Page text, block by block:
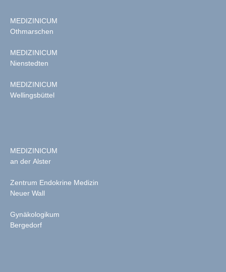
MEDIZINICUM
Othmarschen
MEDIZINICUM
Nienstedten
MEDIZINICUM
Wellingsbüttel
MEDIZINICUM
an der Alster
Zentrum Endokrine Medizin
Neuer Wall
Gynäkologikum
Bergedorf